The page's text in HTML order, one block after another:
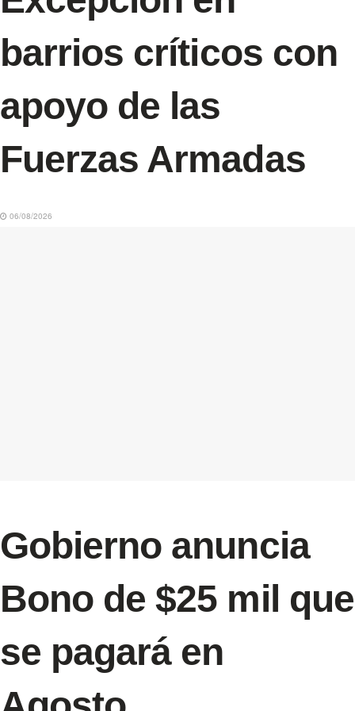
barrios críticos con
apoyo de las
Fuerzas Armadas
06/08/2026
Gobierno anuncia
Bono de $25 mil que
se pagará en